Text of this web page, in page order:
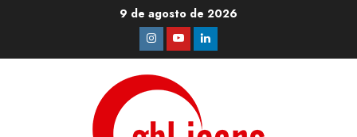
9 de agosto de 2026
Instagram
YoutubeLinkedin